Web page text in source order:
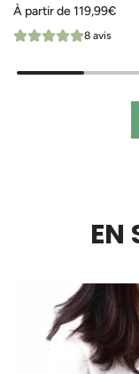
À partir de119,99€
8 avis
EN